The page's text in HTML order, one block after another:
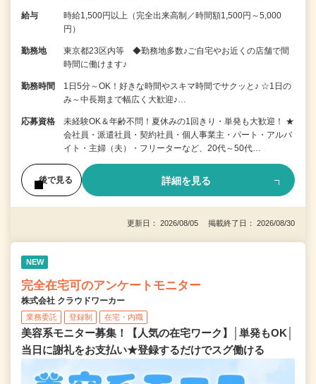
給与
時給1,500円以上（完全出来高制／時間額1,500円～5,000
円）
勤務地
東京都23区内等 ◆勤務地多数♪ご自宅やお近くの店舗で間
時間に働けます♪
勤務時間
1日5分～OK！好きな時間やスキマ時間でサクッと♪ ☆1日の
み～中長期まで幅広く大歓迎♪…
応募資格
未経験OK＆年齢不問！夏休みの1回きり・単発も大歓迎！ ★
会社員・派遣社員・契約社員・個人事業主・パート・アルバ
イト・主婦（夫）・フリーターなど、20代～50代…
後で見る 詳細を見る
更新日： 2026/08/05 掲載終了日： 2026/08/30
NEW
完全在宅可のアンケートモニター
株式会社 クラウドワーカー
業務委託 登録制 在宅・内職
美容系モニター募集！【人気の在宅ワーク】│単発もOK│
当日に謝礼をお支払い★登録するだけでスグ働ける